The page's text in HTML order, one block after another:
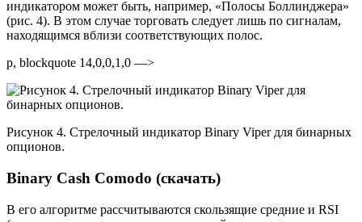
индикатором может быть, например, «Полосы Боллинджера»
(рис. 4). В этом случае торговать следует лишь по сигналам,
находящимся вблизи соответствующих полос.
p, blockquote 14,0,0,1,0 —>
Рисунок 4. Стрелочный индикатор Binary Viper для бинарных
опционов.
Binary Cash Comodo (скачать)
В его алгоритме рассчитываются скользящие средние и RSI